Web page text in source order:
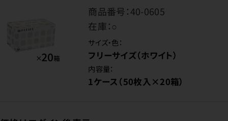
商品番号：40-0605
在庫：○
サイズ・色：
フリーサイズ（ホワイト）
内容量：
1ケース（50枚入×20箱）